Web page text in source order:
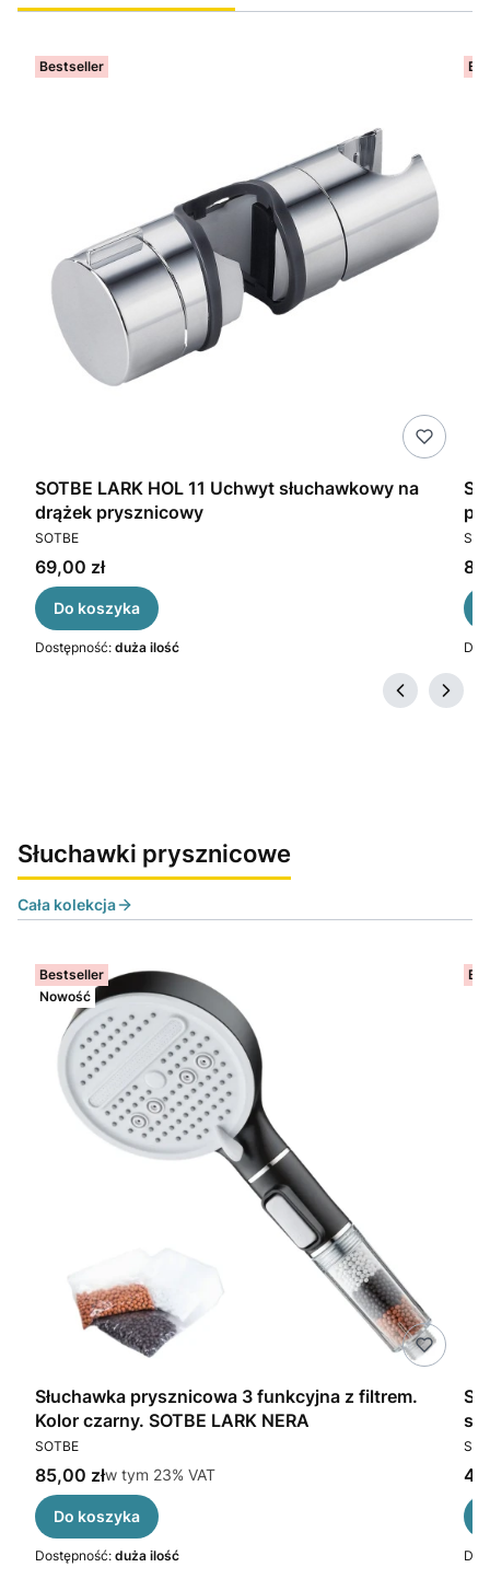
Bestseller
SOTBE LARK HOL 11 Uchwyt słuchawkowy na
drążek prysznicowy
PRODUCENT
SOTBE
Cena
69,00 zł
Do koszyka
Dostępność: duża ilość
Słuchawki prysznicowe
Cała kolekcja
Bestseller
Nowość
Słuchawka prysznicowa 3 funkcyjna z filtrem.
Kolor czarny. SOTBE LARK NERA
PRODUCENT
SOTBE
Cena brutto
85,00 złw tym %s VAT
w tym 23% VAT
Do koszyka
Dostępność: duża ilość